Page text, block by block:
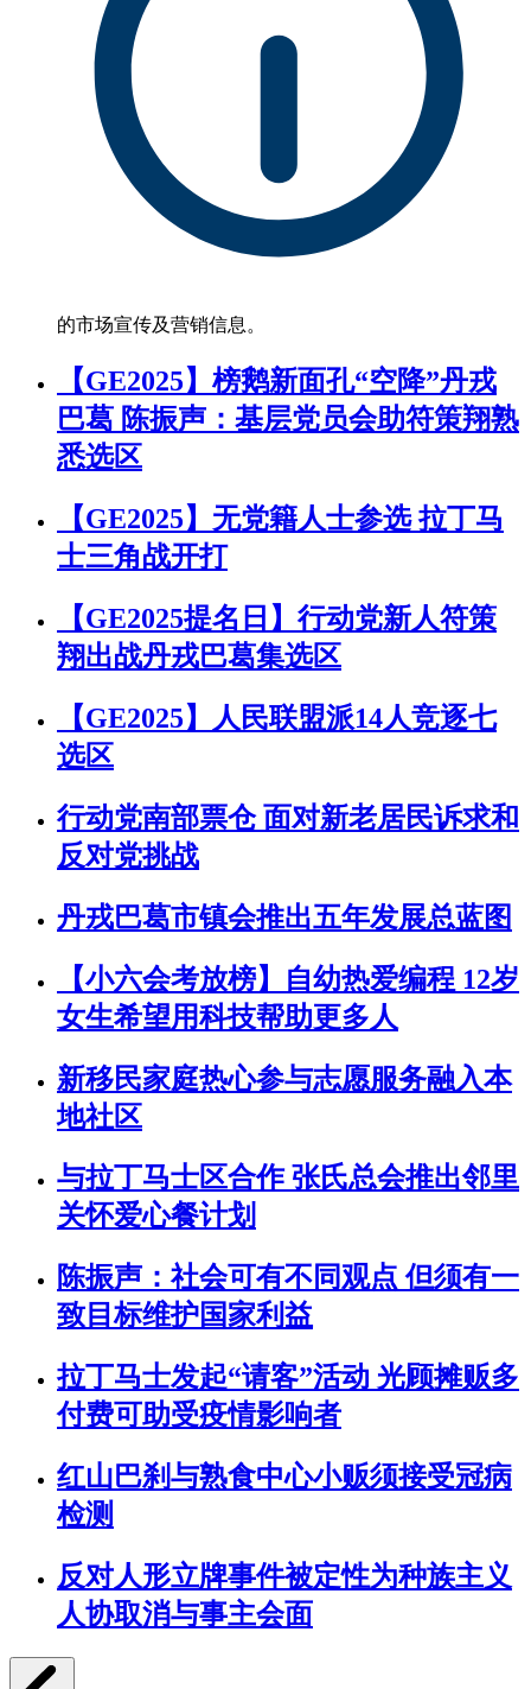
的市场宣传及营销信息。
【GE2025】榜鹅新面孔“空降”丹戎
巴葛 陈振声：基层党员会助符策翔熟
悉选区
【GE2025】无党籍人士参选 拉丁马
士三角战开打
【GE2025提名日】行动党新人符策
翔出战丹戎巴葛集选区
【GE2025】人民联盟派14人竞逐七
选区
行动党南部票仓 面对新老居民诉求和
反对党挑战
丹戎巴葛市镇会推出五年发展总蓝图
【小六会考放榜】自幼热爱编程 12岁
女生希望用科技帮助更多人
新移民家庭热心参与志愿服务融入本
地社区
与拉丁马士区合作 张氏总会推出邻里
关怀爱心餐计划
陈振声：社会可有不同观点 但须有一
致目标维护国家利益
拉丁马士发起“请客”活动 光顾摊贩多
付费可助受疫情影响者
红山巴刹与熟食中心小贩须接受冠病
检测
反对人形立牌事件被定性为种族主义
人协取消与事主会面